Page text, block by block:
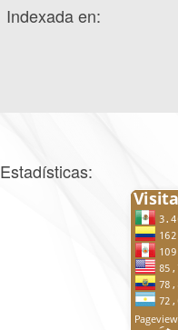
Indexada en:
Estadísticas: